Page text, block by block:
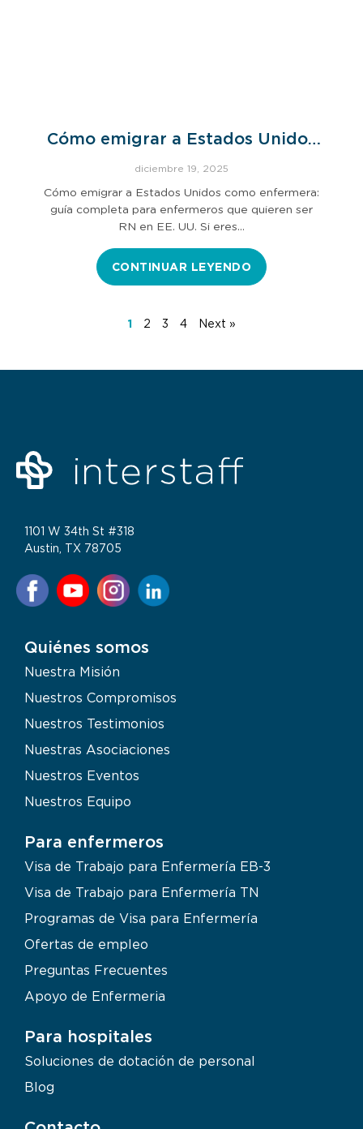
Cómo emigrar a Estados Unidos
como enfermera
diciembre 19, 2025
Cómo emigrar a Estados Unidos como enfermera:
guía completa para enfermeros que quieren ser
RN en EE. UU. Si eres…
CONTINUAR LEYENDO
1 2 3 4 Next »
1101 W 34th St #318
Austin, TX 78705
Quiénes somos
Nuestra Misión
Nuestros Compromisos
Nuestros Testimonios
Nuestras Asociaciones
Nuestros Eventos
Nuestros Equipo
Para enfermeros
Visa de Trabajo para Enfermería EB-3
Visa de Trabajo para Enfermería TN
Programas de Visa para Enfermería
Ofertas de empleo
Preguntas Frecuentes
Apoyo de Enfermeria
Para hospitales
Soluciones de dotación de personal
Blog